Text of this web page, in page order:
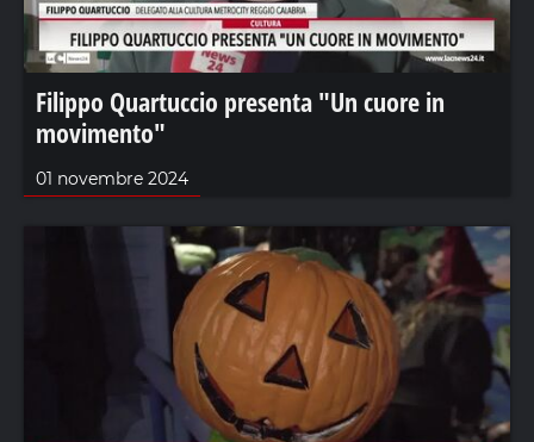
Filippo Quartuccio presenta "Un cuore in
movimento"
01 novembre 2024